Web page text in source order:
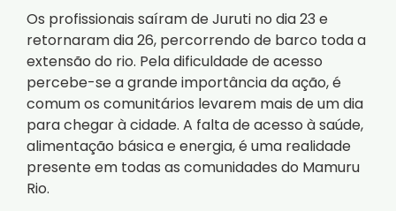
Os profissionais saíram de Juruti no dia 23 e
retornaram dia 26, percorrendo de barco toda a
extensão do rio. Pela dificuldade de acesso
percebe-se a grande importância da ação, é
comum os comunitários levarem mais de um dia
para chegar à cidade. A falta de acesso à saúde,
alimentação básica e energia, é uma realidade
presente em todas as comunidades do Mamuru
Rio.